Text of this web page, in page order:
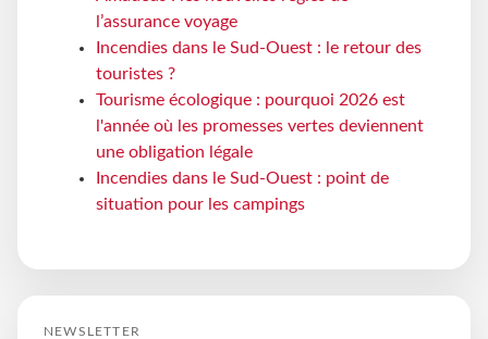
l’assurance voyage
Incendies dans le Sud-Ouest : le retour des
touristes ?
Tourisme écologique : pourquoi 2026 est
l'année où les promesses vertes deviennent
une obligation légale
Incendies dans le Sud-Ouest : point de
situation pour les campings
NEWSLETTER